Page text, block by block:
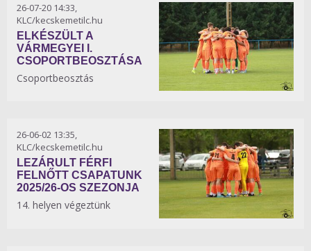
26-07-20 14:33,
KLC/kecskemetilc.hu
ELKÉSZÜLT A
VÁRMEGYEI I.
CSOPORTBEOSZTÁSA
Csoportbeosztás
26-06-02 13:35,
KLC/kecskemetilc.hu
LEZÁRULT FÉRFI
FELNŐTT CSAPATUNK
2025/26-OS SZEZONJA
14. helyen végeztünk